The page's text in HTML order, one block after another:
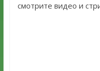
смотрите видео и